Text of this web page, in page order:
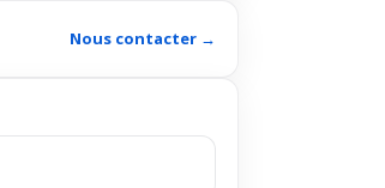
Nous contacter →